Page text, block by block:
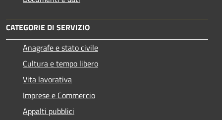
CATEGORIE DI SERVIZIO
Anagrafe e stato civile
Cultura e tempo libero
Vita lavorativa
Imprese e Commercio
Appalti pubblici